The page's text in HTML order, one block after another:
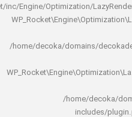
rocket/inc/Engine/
/home/decoka/
/home/